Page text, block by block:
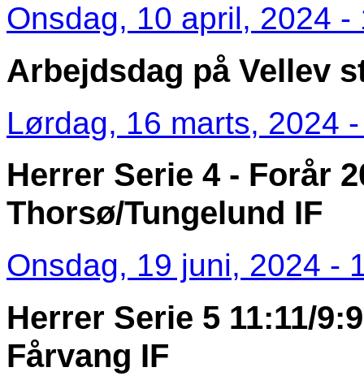
Onsdag, 10 april, 2024 -
Arbejdsdag på Vellev
Lørdag, 16 marts, 2024
Herrer Serie 4 - Forår
Thorsø/Tungelund IF
Onsdag, 19 juni, 2024 -
Herrer Serie 5 11:11/
Fårvang IF